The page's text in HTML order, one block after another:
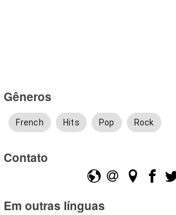
Gêneros
French Hits Pop Rock
Contato
Em outras línguas